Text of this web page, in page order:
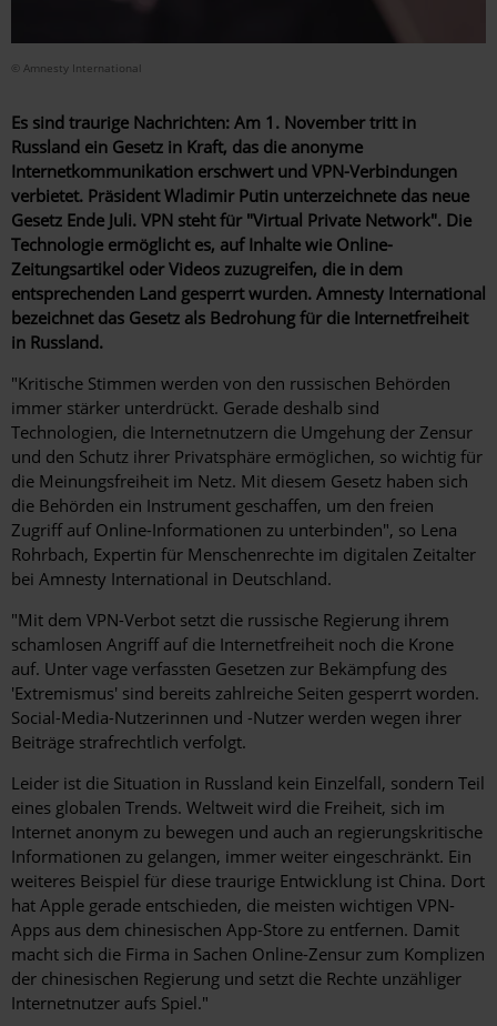
© Amnesty International
Es sind traurige Nachrichten: Am 1. November tritt in
Russland ein Gesetz in Kraft, das die anonyme
Internetkommunikation erschwert und VPN-Verbindungen
verbietet. Präsident Wladimir Putin unterzeichnete das neue
Gesetz Ende Juli. VPN steht für "Virtual Private Network". Die
Technologie ermöglicht es, auf Inhalte wie Online-
Zeitungsartikel oder Videos zuzugreifen, die in dem
entsprechenden Land gesperrt wurden. Amnesty International
bezeichnet das Gesetz als Bedrohung für die Internetfreiheit
in Russland.
"Kritische Stimmen werden von den russischen Behörden
immer stärker unterdrückt. Gerade deshalb sind
Technologien, die Internetnutzern die Umgehung der Zensur
und den Schutz ihrer Privatsphäre ermöglichen, so wichtig für
die Meinungsfreiheit im Netz. Mit diesem Gesetz haben sich
die Behörden ein Instrument geschaffen, um den freien
Zugriff auf Online-Informationen zu unterbinden", so Lena
Rohrbach, Expertin für Menschenrechte im digitalen Zeitalter
bei Amnesty International in Deutschland.
"Mit dem VPN-Verbot setzt die russische Regierung ihrem
schamlosen Angriff auf die Internetfreiheit noch die Krone
auf. Unter vage verfassten Gesetzen zur Bekämpfung des
'Extremismus' sind bereits zahlreiche Seiten gesperrt worden.
Social-Media-Nutzerinnen und -Nutzer werden wegen ihrer
Beiträge strafrechtlich verfolgt.
Leider ist die Situation in Russland kein Einzelfall, sondern Teil
eines globalen Trends. Weltweit wird die Freiheit, sich im
Internet anonym zu bewegen und auch an regierungskritische
Informationen zu gelangen, immer weiter eingeschränkt. Ein
weiteres Beispiel für diese traurige Entwicklung ist China. Dort
hat Apple gerade entschieden, die meisten wichtigen VPN-
Apps aus dem chinesischen App-Store zu entfernen. Damit
macht sich die Firma in Sachen Online-Zensur zum Komplizen
der chinesischen Regierung und setzt die Rechte unzähliger
Internetnutzer aufs Spiel."